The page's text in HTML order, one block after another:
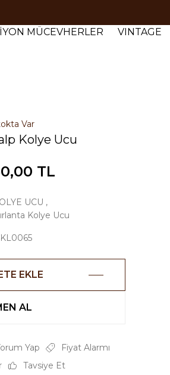
MÜCEVHERLER VINTAGE
Var
Kolye Ucu
TL
UCU ,
Kolye Ucu
EKLE
AL
Yap
Fiyat Alarmı
Tavsiye Et